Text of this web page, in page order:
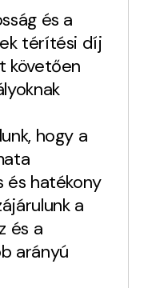
és a
térítési díj
követően
hogy a
és hatékony
a
és a
arányú